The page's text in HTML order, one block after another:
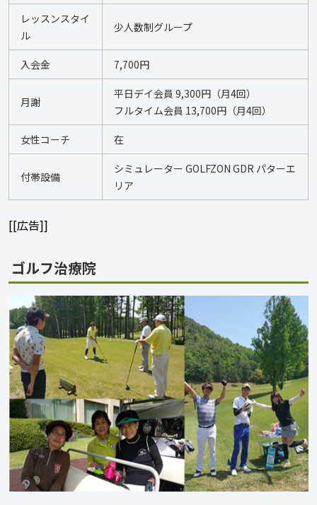
レッスンスタイ
ル
少人数制グループ
入会金 7,700円
月謝
平日デイ会員 9,300円（月4回）
フルタイム会員 13,700円（月4回）
女性コーチ 在
付帯設備
シミュレーター GOLFZON GDR パターエ
リア
[[広告]]
ゴルフ治療院